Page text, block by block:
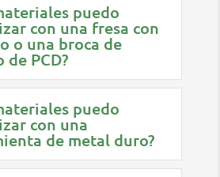
puedo
con una fresa con
o una broca de
PCD?
puedo
con una
de metal duro?